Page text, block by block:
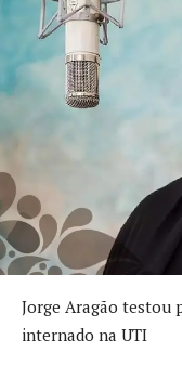
Jorge Aragão testou
internado na UTI